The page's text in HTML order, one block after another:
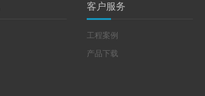
客户服务
工程案例
产品下载